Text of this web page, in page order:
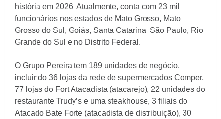
história em 2026. Atualmente, conta com 23 mil
funcionários nos estados de Mato Grosso, Mato
Grosso do Sul, Goiás, Santa Catarina, São Paulo, Rio
Grande do Sul e no Distrito Federal.
O Grupo Pereira tem 189 unidades de negócio,
incluindo 36 lojas da rede de supermercados Comper,
77 lojas do Fort Atacadista (atacarejo), 22 unidades do
restaurante Trudy’s e uma steakhouse, 3 filiais do
Atacado Bate Forte (atacadista de distribuição), 30